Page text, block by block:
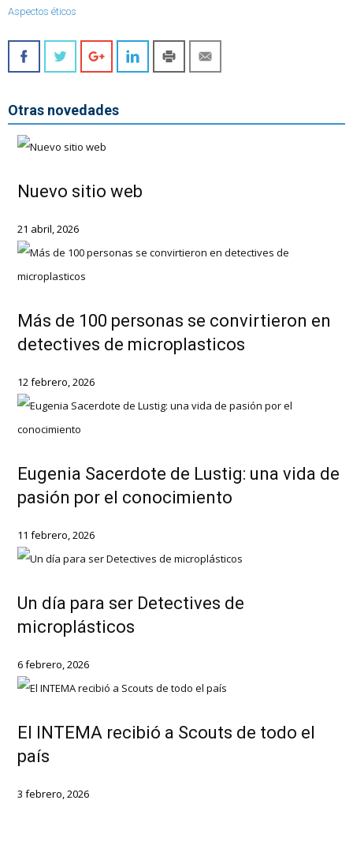
Aspectos éticos
Otras novedades
Nuevo sitio web
21 abril, 2026
Más de 100 personas se convirtieron en
detectives de microplasticos
12 febrero, 2026
Eugenia Sacerdote de Lustig: una vida de
pasión por el conocimiento
11 febrero, 2026
Un día para ser Detectives de
microplásticos
6 febrero, 2026
El INTEMA recibió a Scouts de todo el
país
3 febrero, 2026